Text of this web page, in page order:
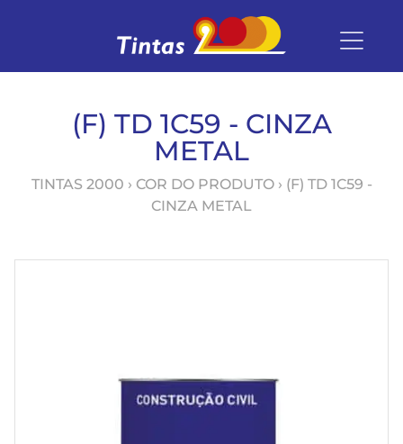
(F) TD 1C59 - CINZA
METAL
TINTAS 2000 › COR DO PRODUTO › (F) TD 1C59 -
CINZA METAL